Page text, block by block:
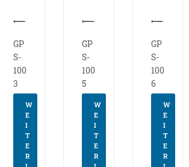
GP
S-
100
3
W
E
I
T
E
R
GP
S-
100
5
W
E
I
T
E
R
GP
S-
100
6
W
E
I
T
E
R